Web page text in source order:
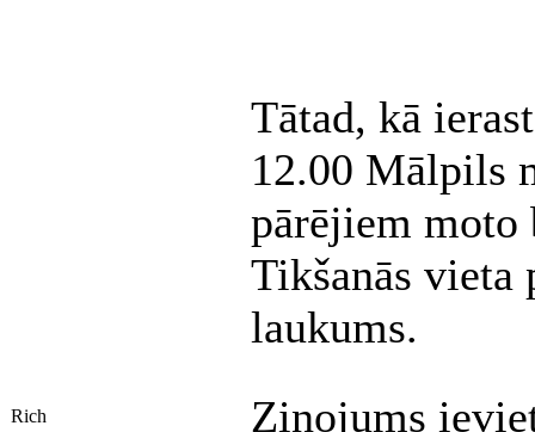
Tātad, kā
12.00 Mālpils
pārējiem moto
Tikšanās vieta
laukums.
Rich Ziņojums